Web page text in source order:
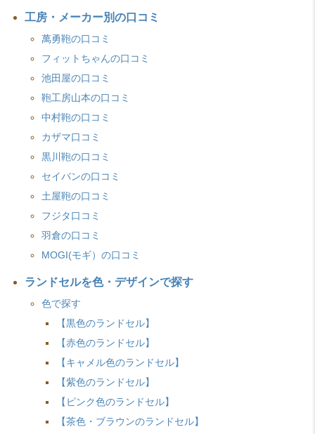
工房・メーカー別の口コミ
萬勇鞄の口コミ
フィットちゃんの口コミ
池田屋の口コミ
鞄工房山本の口コミ
中村鞄の口コミ
カザマ口コミ
黒川鞄の口コミ
セイバンの口コミ
土屋鞄の口コミ
フジタ口コミ
羽倉の口コミ
MOGI(モギ）の口コミ
ランドセルを色・デザインで探す
色で探す
【黒色のランドセル】
【赤色のランドセル】
【キャメル色のランドセル】
【紫色のランドセル】
【ピンク色のランドセル】
【茶色・ブラウンのランドセル】